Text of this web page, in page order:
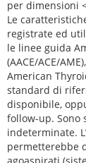
per dimensioni
Le
registrate ed
le linee guida
(AACE/ACE/
American
standard di
disponibile,
follow-up. Sono
indeterminate.
permetterebbe